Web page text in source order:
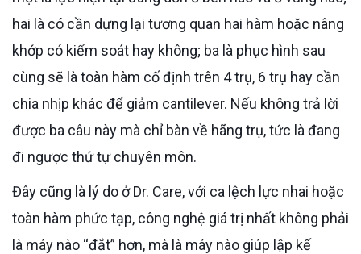
hai là có cần dựng lại tương quan hai hàm hoặc nâng
khớp có kiểm soát hay không; ba là phục hình sau
cùng sẽ là toàn hàm cố định trên 4 trụ, 6 trụ hay cần
chia nhịp khác để giảm cantilever. Nếu không trả lời
được ba câu này mà chỉ bàn về hãng trụ, tức là đang
đi ngược thứ tự chuyên môn.
Đây cũng là lý do ở Dr. Care, với ca lệch lực nhai hoặc
toàn hàm phức tạp, công nghệ giá trị nhất không phải
là máy nào “đắt” hơn, mà là máy nào giúp lập kế